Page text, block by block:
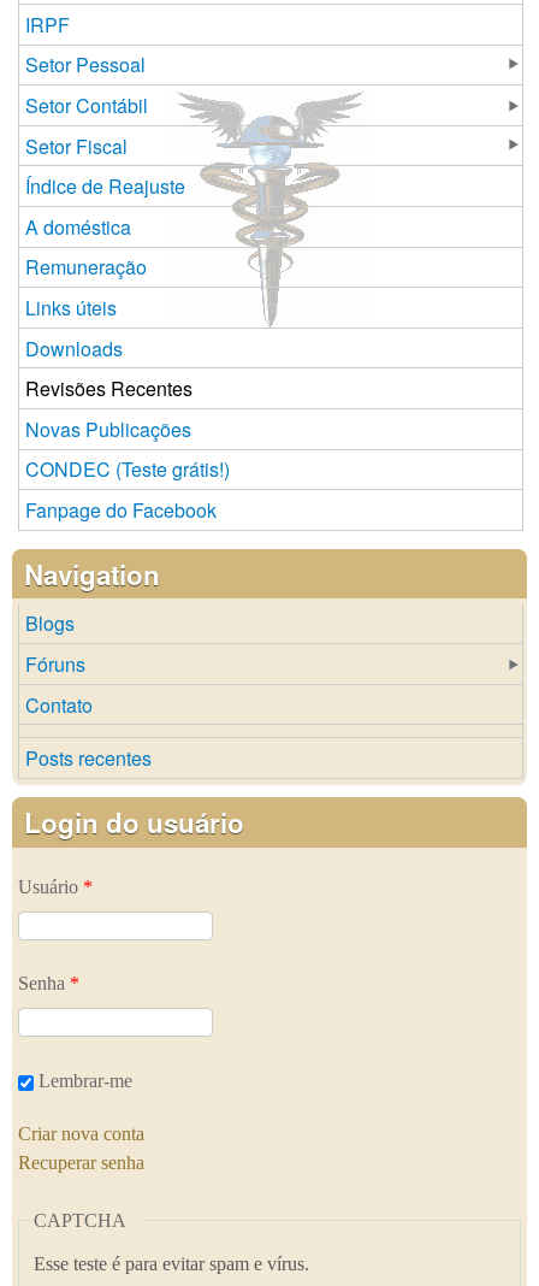
IRPF
Setor Pessoal
Setor Contábil
Setor Fiscal
Índice de Reajuste
A doméstica
Remuneração
Links úteis
Downloads
Revisões Recentes
Novas Publicações
CONDEC (Teste grátis!)
Fanpage do Facebook
Navigation
Blogs
Fóruns
Contato
Posts recentes
Login do usuário
Usuário *
Senha *
Lembrar-me
Criar nova conta
Recuperar senha
CAPTCHA
Esse teste é para evitar spam e vírus.